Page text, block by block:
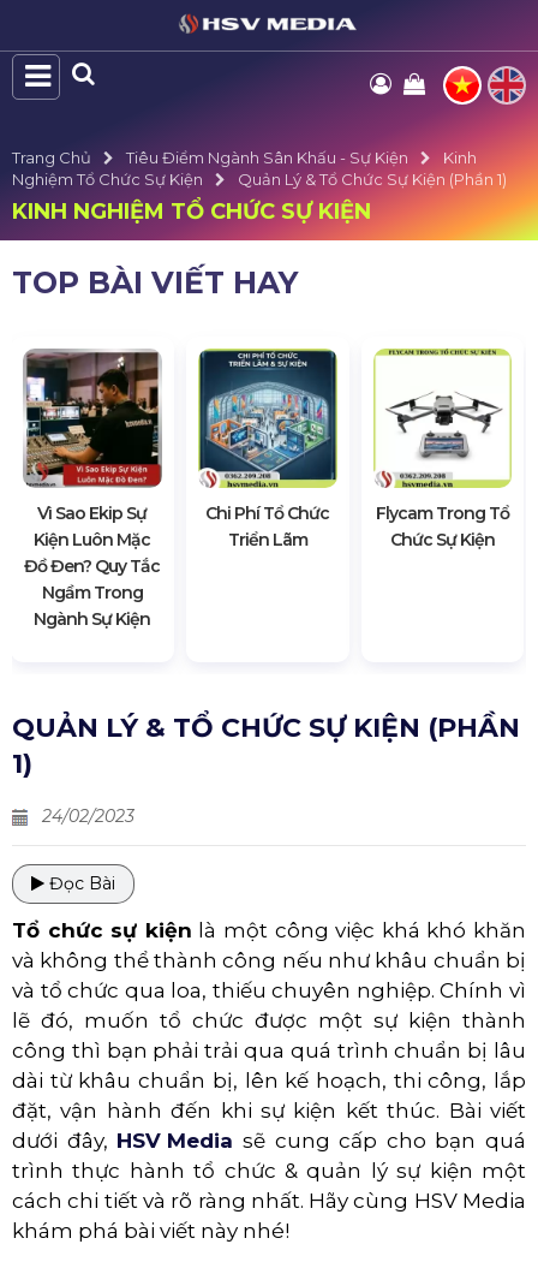
Trang Chủ Tiêu Điểm Ngành Sân Khấu - Sự Kiện
Kinh
Nghiệm Tổ Chức Sự Kiện
Quản Lý & Tổ Chức Sự Kiện (Phần 1)
KINH NGHIỆM TỔ CHỨC SỰ KIỆN
TOP BÀI VIẾT HAY
Vì Sao Ekip Sự
Kiện Luôn Mặc
Đồ Đen? Quy Tắc
Ngầm Trong
Ngành Sự Kiện
Chi Phí Tổ Chức
Triển Lãm
Flycam Trong Tổ
Chức Sự Kiện
QUẢN LÝ & TỔ CHỨC SỰ KIỆN (PHẦN
1)
24/02/2023
Đọc Bài
Tổ chức sự kiện là một công việc khá khó khăn
và không thể thành công nếu như khâu chuẩn bị
và tổ chức qua loa, thiếu chuyên nghiệp. Chính vì
lẽ đó, muốn tổ chức được một sự kiện thành
công thì bạn phải trải qua quá trình chuẩn bị lâu
dài từ khâu chuẩn bị, lên kế hoạch, thi công, lắp
đặt, vận hành đến khi sự kiện kết thúc. Bài viết
dưới đây, HSV Media sẽ cung cấp cho bạn quá
trình thực hành tổ chức & quản lý sự kiện một
cách chi tiết và rõ ràng nhất. Hãy cùng HSV Media
khám phá bài viết này nhé!